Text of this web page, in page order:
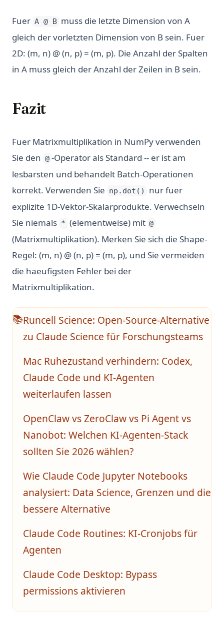
Fuer A @ B muss die letzte Dimension von A
gleich der vorletzten Dimension von B sein. Fuer
2D: (m, n) @ (n, p) = (m, p). Die Anzahl der Spalten
in A muss gleich der Anzahl der Zeilen in B sein.
Fazit
Fuer Matrixmultiplikation in NumPy verwenden
Sie den @ -Operator als Standard -- er ist am
lesbarsten und behandelt Batch-Operationen
korrekt. Verwenden Sie np.dot()
nur fuer
explizite 1D-Vektor-Skalarprodukte. Verwechseln
Sie niemals * (elementweise) mit @
(Matrixmultiplikation). Merken Sie sich die Shape-
Regel: (m, n) @ (n, p) = (m, p), und Sie vermeiden
die haeufigsten Fehler bei der
Matrixmultiplikation.
📚Runcell Science: Open-Source-Alternative
zu Claude Science für Forschungsteams
Mac Ruhezustand verhindern: Codex,
Claude Code und KI-Agenten
weiterlaufen lassen
OpenClaw vs ZeroClaw vs Pi Agent vs
Nanobot: Welchen KI-Agenten-Stack
sollten Sie 2026 wählen?
Wie Claude Code Jupyter Notebooks
analysiert: Data Science, Grenzen und die
bessere Alternative
Claude Code Routines: KI-Cronjobs für
Agenten
Claude Code Desktop: Bypass
permissions aktivieren